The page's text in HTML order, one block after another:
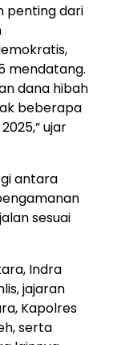
penting dari
mendatang.
dana hibah
beberapa
ujar
antara
sesuai
Indra
jajaran
Kapolres
serta